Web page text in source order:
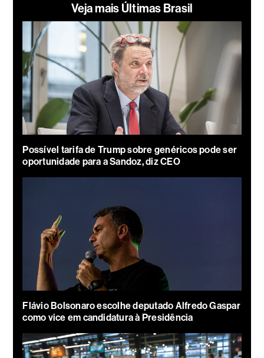
Veja mais Últimas Brasil
Possível tarifa de Trump sobre genéricos pode ser
oportunidade para a Sandoz, diz CEO
Flávio Bolsonaro escolhe deputado Alfredo Gaspar
como vice em candidatura à Presidência